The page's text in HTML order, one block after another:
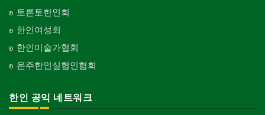
토론토한인회
한인여성회
한인미술가협회
온주한인실협인협회
한인 공익 네트워크